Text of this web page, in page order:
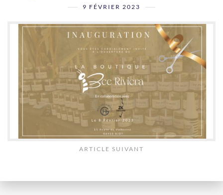
9 FÉVRIER 2023
ARTICLE SUIVANT